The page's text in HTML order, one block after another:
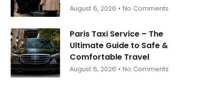
August 6, 2026 No Comments
Paris Taxi Service – The
Ultimate Guide to Safe &
Comfortable Travel
August 6, 2026 No Comments